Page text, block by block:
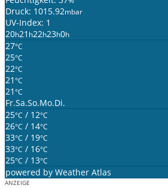
Druck: 1015.92mbar
UV-Index: 1
20h21 h22h23h0h
27°C
25°C
22°C
21 °C
21 °C
Fr.Sa.So.Mo.Di.
25°C / 12°C
26°C / 14°C
33°C / 19°C
33°C / 16°C
25°C / 13°C
powered by Weather Atlas
ANZEIGE